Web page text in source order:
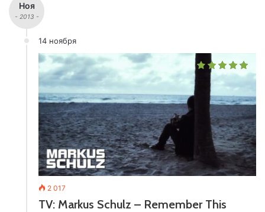
Ноя
- 2013 -
14 ноября
2 017
TV: Markus Schulz – Remember This